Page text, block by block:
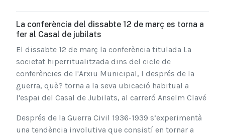
La conferència del dissabte 12 de març es torna a
fer al Casal de jubilats
El dissabte 12 de març la conferència titulada La
societat hiperritualitzada dins del cicle de
conferències de l'Arxiu Municipal, I després de la
guerra, què? torna a la seva ubicació habitual a
l'espai del Casal de Jubilats, al carreró Anselm Clavé
Després de la Guerra Civil 1936-1939 s’experimentà
una tendència involutiva que consistí en tornar a